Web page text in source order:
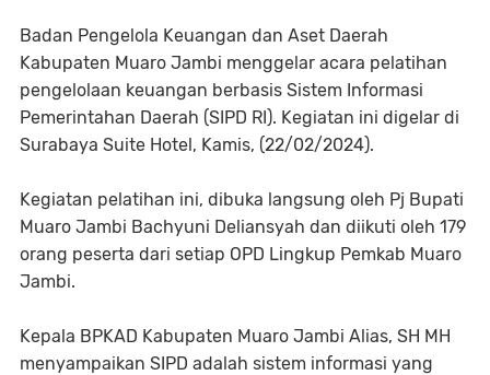
Badan Pengelola Keuangan dan Aset Daerah
Kabupaten Muaro Jambi menggelar acara pelatihan
pengelolaan keuangan berbasis Sistem Informasi
Pemerintahan Daerah (SIPD RI). Kegiatan ini digelar di
Surabaya Suite Hotel, Kamis, (22/02/2024).
Kegiatan pelatihan ini, dibuka langsung oleh Pj Bupati
Muaro Jambi Bachyuni Deliansyah dan diikuti oleh 179
orang peserta dari setiap OPD Lingkup Pemkab Muaro
Jambi.
Kepala BPKAD Kabupaten Muaro Jambi Alias, SH MH
menyampaikan SIPD adalah sistem informasi yang